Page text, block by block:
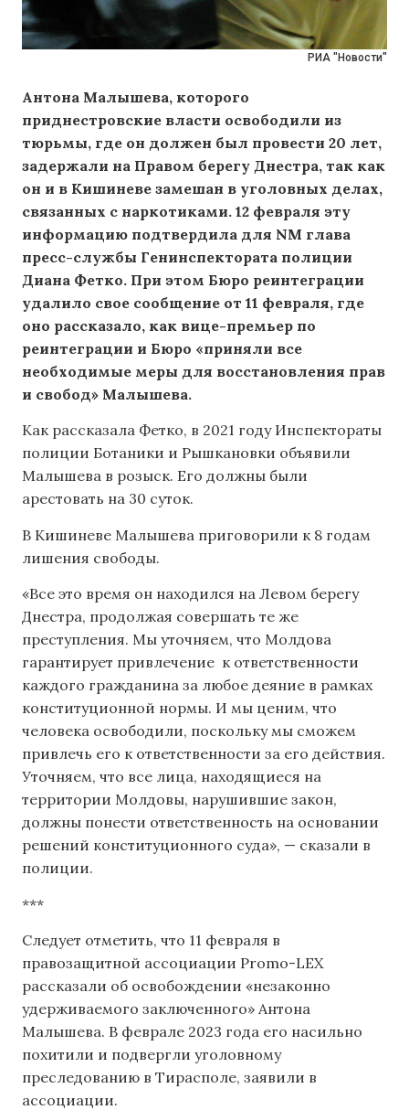
РИА "Новости"
Антона Малышева, которого
приднестровские власти освободили из
тюрьмы, где он должен был провести 20 лет,
задержали на Правом берегу Днестра, так как
он и в Кишиневе замешан в уголовных делах,
связанных с наркотиками. 12 февраля эту
информацию подтвердила для NM глава
пресс-службы Генинспектората полиции
Диана Фетко. При этом Бюро реинтеграции
удалило свое сообщение от 11 февраля, где
оно рассказало, как вице-премьер по
реинтеграции и Бюро «приняли все
необходимые меры для восстановления прав
и свобод» Малышева.
Как рассказала Фетко, в 2021 году Инспектораты
полиции Ботаники и Рышкановки объявили
Малышева в розыск. Его должны были
арестовать на 30 суток.
В Кишиневе Малышева приговорили к 8 годам
лишения свободы.
«Все это время он находился на Левом берегу
Днестра, продолжая совершать те же
преступления. Мы уточняем, что Молдова
гарантирует привлечение к ответственности
каждого гражданина за любое деяние в рамках
конституционной нормы. И мы ценим, что
человека освободили, поскольку мы сможем
привлечь его к ответственности за его действия.
Уточняем, что все лица, находящиеся на
территории Молдовы, нарушившие закон,
должны понести ответственность на основании
решений конституционного суда», — сказали в
полиции.
***
Следует отметить, что 11 февраля в
правозащитной ассоциации Promo-LEX
рассказали об освобождении «незаконно
удерживаемого заключенного» Антона
Малышева. В феврале 2023 года его насильно
похитили и подвергли уголовному
преследованию в Тирасполе, заявили в
ассоциации.